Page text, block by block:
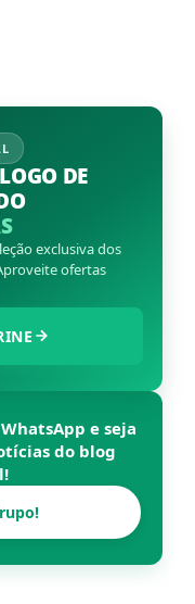
DE
exclusiva dos
ofertas
e seja
do blog
!